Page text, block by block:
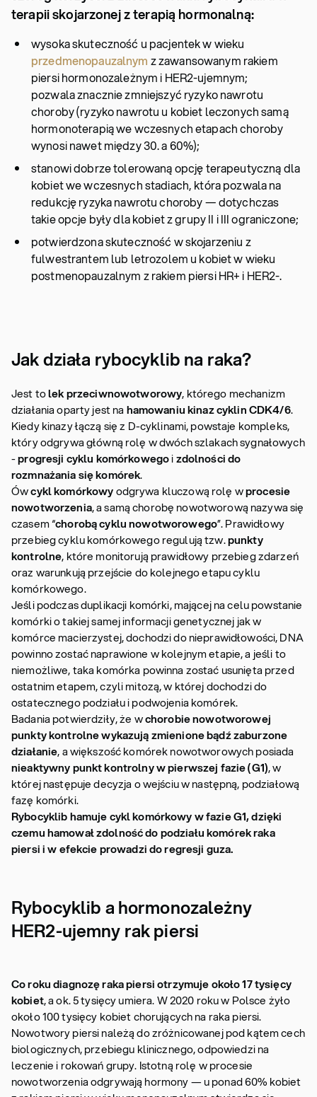
terapii skojarzonej z terapią hormonalną:
wysoka skuteczność u pacjentek w wieku
przedmenopauzalnym z zawansowanym rakiem
piersi hormonozależnym i HER2-ujemnym;
pozwala znacznie zmniejszyć ryzyko nawrotu
choroby (ryzyko nawrotu u kobiet leczonych samą
hormonoterapią we wczesnych etapach choroby
wynosi nawet między 30. a 60%);
stanowi dobrze tolerowaną opcję terapeutyczną dla
kobiet we wczesnych stadiach, która pozwala na
redukcję ryzyka nawrotu choroby — dotychczas
takie opcje były dla kobiet z grupy II i III ograniczone;
potwierdzona skuteczność w skojarzeniu z
fulwestrantem lub letrozolem u kobiet w wieku
postmenopauzalnym z rakiem piersi HR+ i HER2-.
Jak działa rybocyklib na raka?
Jest tolek przeciwnowotworowy, którego mechanizm
działania oparty jest na hamowaniu kinaz cyklin CDK4/6.
Kiedy kinazy łączą się z D-cyklinami, powstaje kompleks,
który odgrywa główną rolę w dwóch szlakach sygnałowych
-progresji cyklu komórkowegoizdolności do
rozmnażania się komórek.
Ówcykl komórkowyodgrywa kluczową rolę wprocesie
nowotworzenia, a samą chorobę nowotworową nazywa się
czasem “chorobą cyklu nowotworowego”. Prawidłowy
przebieg cyklu komórkowego regulują tzw.punkty
kontrolne, które monitorują prawidłowy przebieg zdarzeń
oraz warunkują przejście do kolejnego etapu cyklu
komórkowego.
Jeśli podczas duplikacji komórki, mającej na celu powstanie
komórki o takiej samej informacji genetycznej jak w
komórce macierzystej, dochodzi do nieprawidłowości, DNA
powinno zostać naprawione w kolejnym etapie, a jeśli to
niemożliwe, taka komórka powinna zostać usunięta przed
ostatnim etapem, czyli mitozą, w której dochodzi do
ostatecznego podziału i podwojenia komórek.
Badania potwierdziły, że wchorobie nowotworowej
punkty kontrolne wykazują zmienione bądź zaburzone
działanie, a większość komórek nowotworowych posiada
nieaktywny punkt kontrolny w pierwszej fazie (G1), w
której następuje decyzja o wejściu w następną, podziałową
fazę komórki.
Rybocyklib hamuje cykl komórkowy w fazie G1, dzięki
czemu hamował zdolność do podziału komórek raka
piersi i w efekcie prowadzi do regresji guza.
Rybocyklib a hormonozależny
HER2-ujemny rak piersi
Co roku diagnozę raka piersi otrzymuje około 17 tysięcy
kobiet, a ok. 5 tysięcy umiera. W 2020 roku w Polsce żyło
około 100 tysięcy kobiet chorujących na raka piersi.
Nowotwory piersi należą do zróżnicowanej pod kątem cech
biologicznych, przebiegu klinicznego, odpowiedzi na
leczenie i rokowań grupy. Istotną rolę w procesie
nowotworzenia odgrywają hormony — u ponad 60% kobiet